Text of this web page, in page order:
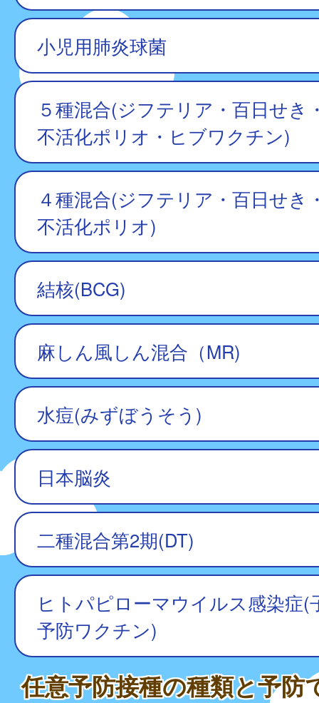
小児用肺炎球菌
５種混合(ジフテリア・百日せき
不活化ポリオ・ヒブワクチン)
４種混合(ジフテリア・百日せき
不活化ポリオ)
結核(BCG)
麻しん風しん混合（MR)
水痘(みずぼうそう)
日本脳炎
二種混合第2期(DT)
ヒトパピローマウイルス感染症(
予防ワクチン)
任意予防接種の種類と予防